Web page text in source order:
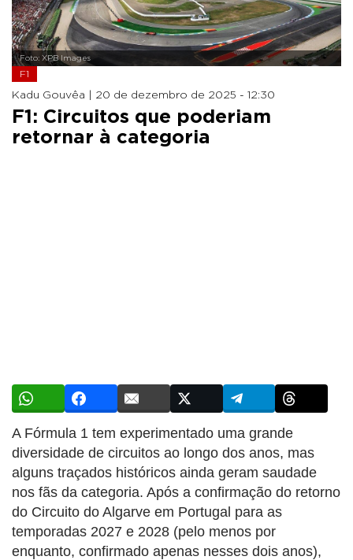
Foto: XPB Images
F1
Kadu Gouvêa | 20 de dezembro de 2025 - 12:30
F1: Circuitos que poderiam
retornar à categoria
A Fórmula 1 tem experimentado uma grande
diversidade de circuitos ao longo dos anos, mas
alguns traçados históricos ainda geram saudade
nos fãs da categoria. Após a confirmação do retorno
do Circuito do Algarve em Portugal para as
temporadas 2027 e 2028 (pelo menos por
enquanto, confirmado apenas nesses dois anos),